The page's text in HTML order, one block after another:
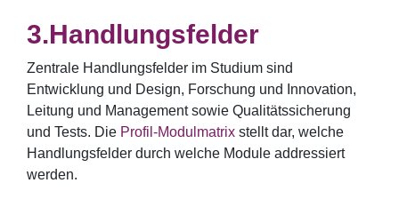
Handlungsfelder
Zentrale Handlungsfelder im Studium sind
Entwicklung und Design, Forschung und Innovation,
Leitung und Management sowie Qualitätssicherung
und Tests. Die Profil-Modulmatrix stellt dar, welche
Handlungsfelder durch welche Module addressiert
werden.